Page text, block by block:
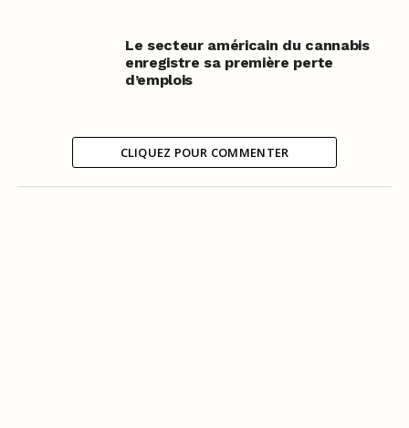
Le secteur américain du cannabis
enregistre sa première perte
d’emplois
CLIQUEZ POUR COMMENTER